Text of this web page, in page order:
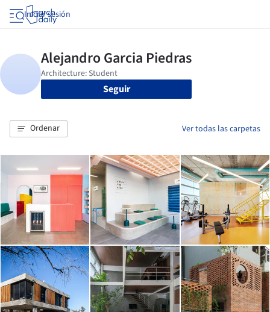
Iniciar sesión
Seguir
Ordenar Ver todas las carpetas